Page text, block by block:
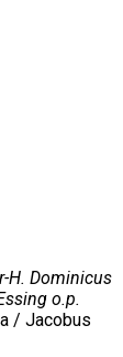
H. Dominicus
o.p.
/ Jacobus